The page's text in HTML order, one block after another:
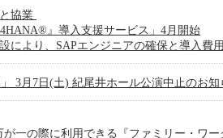
協業
4HANA®』導入支援サービス」4月開始
により、SAPエンジニアの確保と導入費
3月7日(土) 紀尾井ホール公演中止のお知
一の際に利用できる『ファミリー・ワー